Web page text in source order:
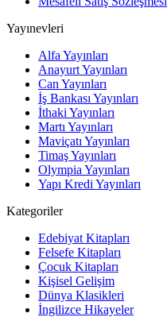
Yayınevleri
Alfa Yayınları
Anayurt Yayınları
Can Yayınları
İş Bankası Yayınları
İthaki Yayınları
Martı Yayınları
Maviçatı Yayınları
Timaş Yayınları
Olympia Yayınları
Yapı Kredi Yayınları
Kategoriler
Edebiyat Kitapları
Felsefe Kitapları
Çocuk Kitapları
Kişisel Gelişim
Dünya Klasikleri
İngilizce Hikayeler